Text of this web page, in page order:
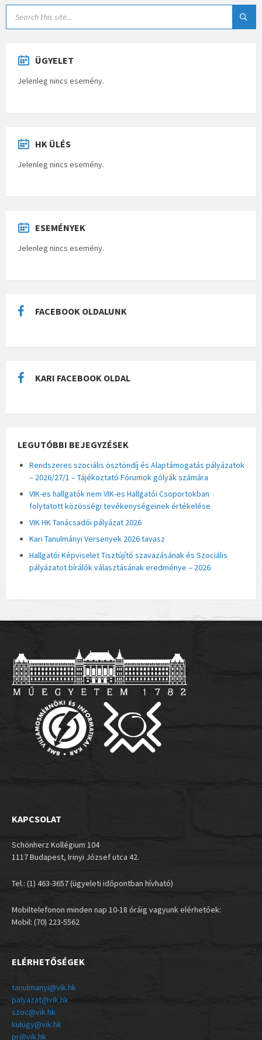
ÜGYELET
Jelenleg nincs esemény.
HK ÜLÉS
Jelenleg nincs esemény.
ESEMÉNYEK
Jelenleg nincs esemény.
FACEBOOK OLDALUNK
KARI FACEBOOK OLDAL
LEGUTÓBBI BEJEGYZÉSEK
Rendszeres szociális ösztöndíj és Alaptámogatás pályázatok
– 2026/27/1 – Tájékoztató Fórumok gólyák számára
VIK-es hallgatók nem VIK-es Hallgatói Csoportokban
folytatott közösségi tevékenységeinek értékelése
VIK HK Tanácsadói pályázat 2026
Kari Tanulmányi Versenyek 2026 tavasz
Hallgatói Képviselet Tisztújító szavazásának és Szociális
pályázatot bírálók választásának eredménye – 2026
KAPCSOLAT
Schönherz Kollégium 104
1117 Budapest, Irinyi József utca 42.
Tel.: (1) 463-3657 (ügyeleti időpontban hívható)
Mobiltelefonon minden nap 10-18 óráig vagyunk elérhetőek:
Mobil: (70) 223-5562
ELÉRHETŐSÉGEK
tanulmanyi@vik.hk
palyazat@vik.hk
szoc@vik.hk
kulugy@vik.hk
pr@vik.hk